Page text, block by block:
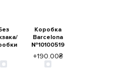
Коробка
Barcelona
№10100519
+190.00₴